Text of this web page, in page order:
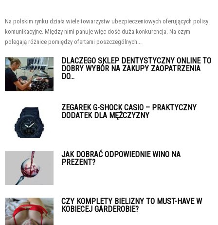
Na polskim rynku działa wiele towarzystw ubezpieczeniowych oferujących polisy
komunikacyjne. Między nimi panuje więc dość duża konkurencja. Na czym
polegają różnice pomiędzy ofertami poszczególnych...
DLACZEGO SKLEP DENTYSTYCZNY ONLINE TO
DOBRY WYBÓR NA ZAKUPY ZAOPATRZENIA
DO...
ZEGAREK G-SHOCK CASIO – PRAKTYCZNY
DODATEK DLA MĘŻCZYZNY
JAK DOBRAĆ ODPOWIEDNIE WINO NA
PREZENT?
CZY KOMPLETY BIELIZNY TO MUST-HAVE W
KOBIECEJ GARDEROBIE?